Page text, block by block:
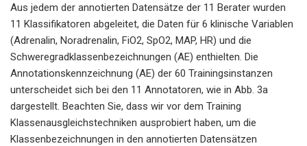
Aus jedem der annotierten Datensätze der 11 Berater wurden
11 Klassifikatoren abgeleitet, die Daten für 6 klinische Variablen
(Adrenalin, Noradrenalin, FiO2, SpO2, MAP, HR) und die
Schweregradklassenbezeichnungen (AE) enthielten. Die
Annotationskennzeichnung (AE) der 60 Trainingsinstanzen
unterscheidet sich bei den 11 Annotatoren, wie in Abb. 3a
dargestellt. Beachten Sie, dass wir vor dem Training
Klassenausgleichstechniken ausprobiert haben, um die
Klassenbezeichnungen in den annotierten Datensätzen